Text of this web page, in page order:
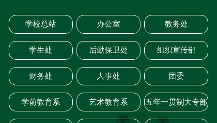
学校总站 办公室 教务处
学生处 后勤保卫处 组织宣传部
财务处 人事处 团委
学前教育系 艺术教育系 五年一贯制大专部